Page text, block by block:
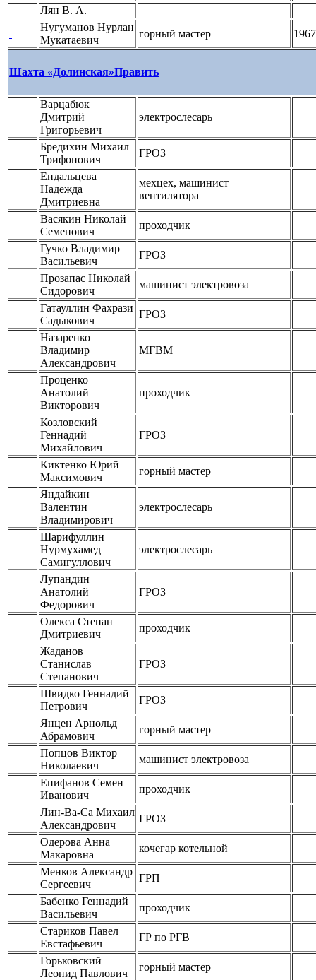
Лян В. А.
Нугуманов Нурлан
Мукатаевич
горный мастер 1967
Шахта «Долинская»Править
Варцабюк
Дмитрий
Григорьевич
электрослесарь
Бредихин Михаил
Трифонович
ГРОЗ
Ендальцева
Надежда
Дмитриевна
мехцех, машинист
вентилятора
Васякин Николай
Семенович
проходчик
Гучко Владимир
Васильевич
ГРОЗ
Прозапас Николай
Сидорович
машинист электровоза
Гатауллин Фахрази
Садыкович
ГРОЗ
Назаренко
Владимир
Александрович
МГВМ
Проценко
Анатолий
Викторович
проходчик
Козловский
Геннадий
Михайлович
ГРОЗ
Киктенко Юрий
Максимович
горный мастер
Яндайкин
Валентин
Владимирович
электрослесарь
Шарифуллин
Нурмухамед
Самигуллович
электрослесарь
Лупандин
Анатолий
Федорович
ГРОЗ
Олекса Степан
Дмитриевич
проходчик
Жаданов
Станислав
Степанович
ГРОЗ
Швидко Геннадий
Петрович
ГРОЗ
Янцен Арнольд
Абрамович
горный мастер
Попцов Виктор
Николаевич
машинист электровоза
Епифанов Семен
Иванович
проходчик
Лин-Ва-Са Михаил
Александрович
ГРОЗ
Одерова Анна
Макаровна
кочегар котельной
Менков Александр
Сергеевич
ГРП
Бабенко Геннадий
Васильевич
проходчик
Стариков Павел
Евстафьевич
ГР по РГВ
Горьковский
Леонид Павлович
горный мастер